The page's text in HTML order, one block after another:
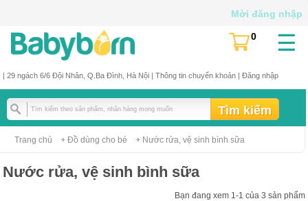
| 29 ngách 6/6 Đội Nhân, Q.Ba Đình, Hà Nội | Thông tin chuyển khoản| Đăng nhập
☰
(
0
Mời đăng nhập
Trang chủ Đồ dùng cho bé Nước rửa, vệ sinh bình sữa
Nước rửa, vệ sinh bình sữa
Bạn đang xem 1-1 của 3 sản phẩm